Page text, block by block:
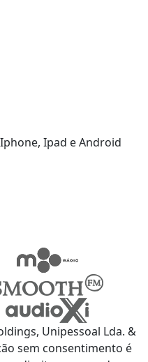
Ipad e Android
Unipessoal Lda. &
sem consentimento é